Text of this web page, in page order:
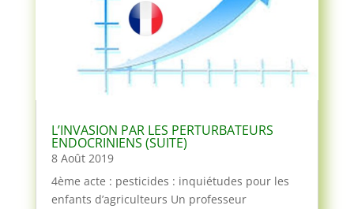
L’INVASION PAR LES PERTURBATEURS
ENDOCRINIENS (SUITE)
8 Août 2019
4ème acte : pesticides : inquiétudes pour les
enfants d’agriculteurs Un professeur